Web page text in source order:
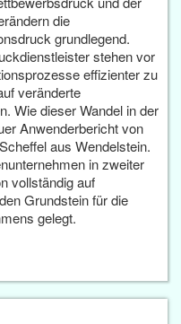
die
grundlegend.
stehen vor
effizienter zu
veränderte
Wie dieser Wandel in der
Anwenderbericht von
aus Wendelstein.
in zweiter
vollständig auf
Grundstein für die
gelegt.